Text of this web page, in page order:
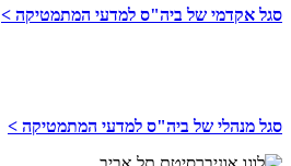
סגל אקדמי של ביה"ס למדעי המתמטיקה >
סגל מנהלי של ביה"ס למדעי המתמטיקה >